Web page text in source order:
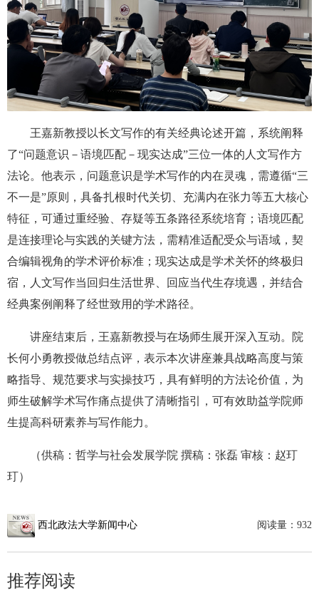
王嘉新教授以长文写作的有关经典论述开篇，系统阐释
了“问题意识－语境匹配－现实达成”三位一体的人文写作方
法论。他表示，问题意识是学术写作的内在灵魂，需遵循“三
不一是”原则，具备扎根时代关切、充满内在张力等五大核心
特征，可通过重经验、存疑等五条路径系统培育；语境匹配
是连接理论与实践的关键方法，需精准适配受众与语域，契
合编辑视角的学术评价标准；现实达成是学术关怀的终极归
宿，人文写作当回归生活世界、回应当代生存境遇，并结合
经典案例阐释了经世致用的学术路径。
讲座结束后，王嘉新教授与在场师生展开深入互动。院
长何小勇教授做总结点评，表示本次讲座兼具战略高度与策
略指导、规范要求与实操技巧，具有鲜明的方法论价值，为
师生破解学术写作痛点提供了清晰指引，可有效助益学院师
生提高科研素养与写作能力。
（供稿：哲学与社会发展学院 撰稿：张磊 审核：赵玎
玎）
西北政法大学新闻中心 阅读量： 932
推荐阅读